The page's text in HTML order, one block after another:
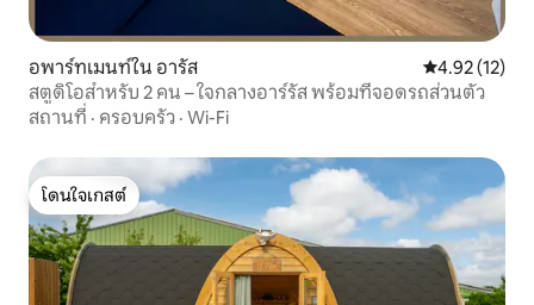
อพาร์ทเมนท์ใน อารัส คะแนนเฉลี่ย
4.92 (12)
สตูดิโอสำหรับ 2 คน – ใจกลางอาร์รัส พร้อมที่จอดรถส่วนตัว
สถานที่ · ครอบครัว · Wi-Fi
โดนใจเกสต์
โดนใจเกสต์